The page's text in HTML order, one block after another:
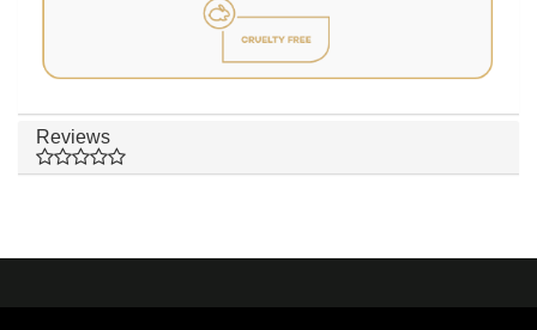
Reviews